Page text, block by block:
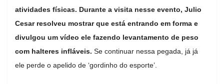
atividades físicas. Durante a visita nesse evento, Julio
Cesar resolveu mostrar que está entrando em forma e
divulgou um vídeo ele fazendo levantamento de peso
com halteres infláveis. Se continuar nessa pegada, já já
ele perde o apelido de ‘gordinho do esporte’.